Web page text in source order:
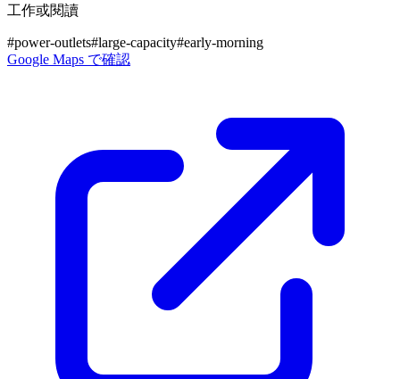
工作或閱讀
#power-outlets#large-capacity#early-morning
Google Maps で確認